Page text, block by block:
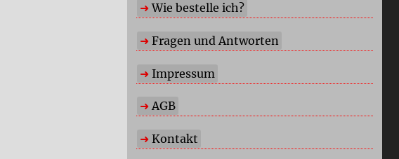
Wie bestelle ich?
Fragen und Antworten
Impressum
AGB
Kontakt